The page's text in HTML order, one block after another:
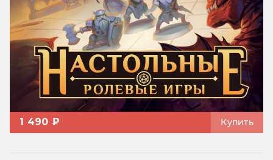
1 490 ₽ Купить